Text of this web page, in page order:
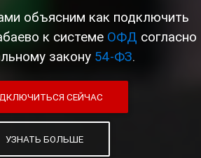
объясним как подключить
к системе ОФД согласно
закону 54-ФЗ.
СЕЙЧАС
УЗНАТЬ БОЛЬШЕ